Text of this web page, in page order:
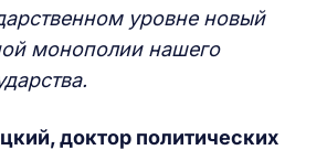
уровне новый
монополии нашего
доктор политических